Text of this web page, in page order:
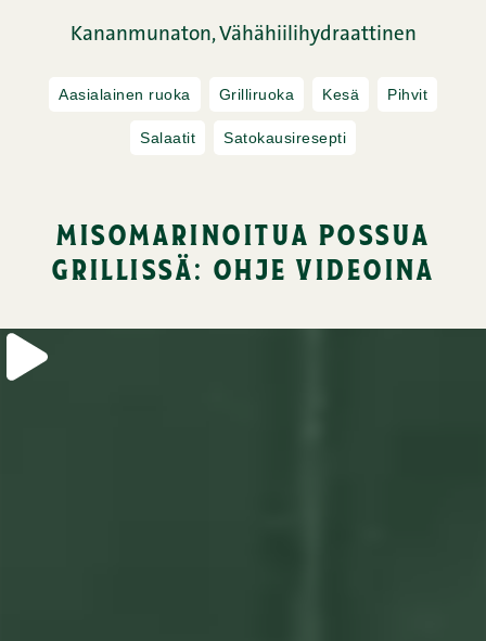
Kananmunaton, Vähähiilihydraattinen
Aasialainen ruoka Grilliruoka Kesä Pihvit
Salaatit Satokausiresepti
misomarinoitua possua
grillissä: ohje videoina